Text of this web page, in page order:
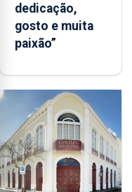
dedicação,
gosto e muita
paixão”